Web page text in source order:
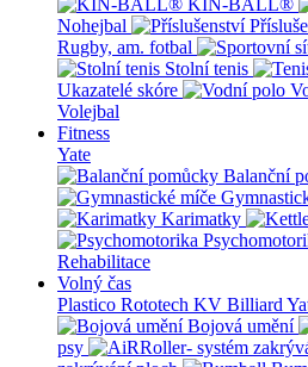
KIN-BALL®
Nohejbal
Rugby, am. fotbal
Stolní tenis
Ukazatelé skóre
Volejbal
Fitness
Yate
Balanční
Karimatky
Rehabilitace
Volný čas
Plastico Rototech KV Billiard
Bojová umění
psy